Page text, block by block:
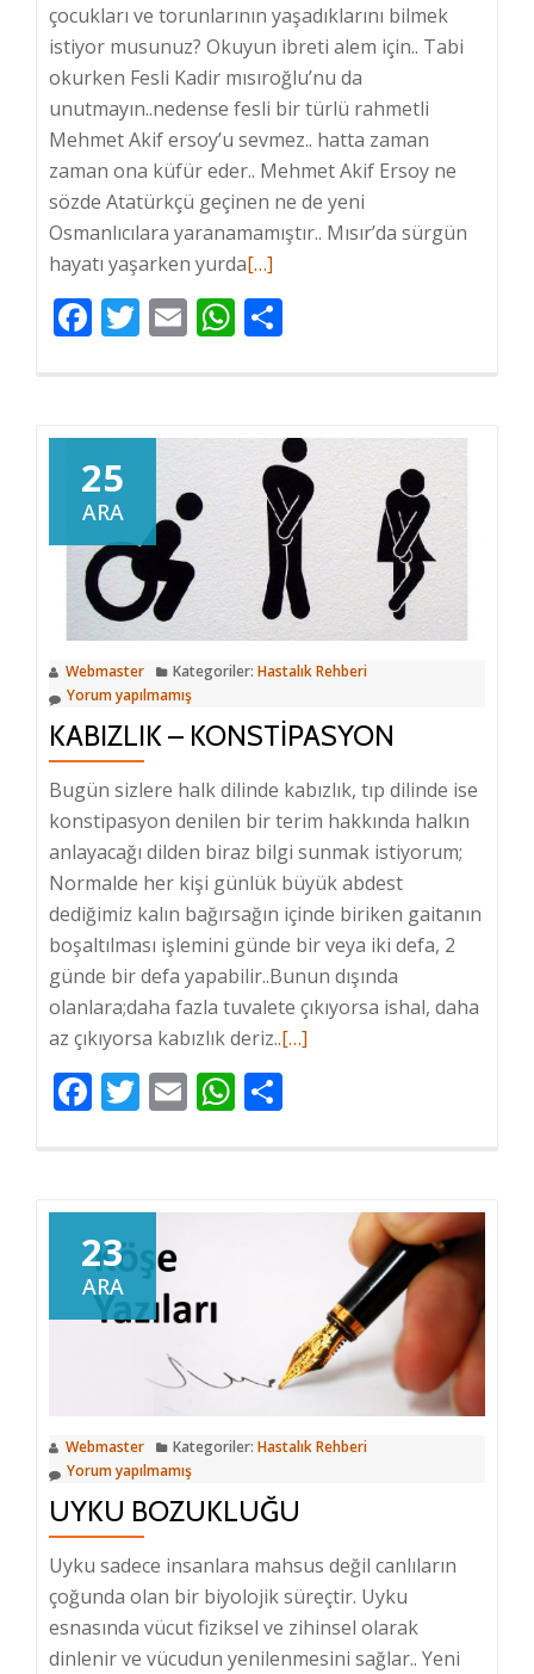
çocukları ve torunlarının yaşadıklarını bilmek
istiyor musunuz? Okuyun ibreti alem için.. Tabi
okurken Fesli Kadir mısıroğlu’nu da
unutmayın..nedense fesli bir türlü rahmetli
Mehmet Akif ersoy’u sevmez.. hatta zaman
zaman ona küfür eder.. Mehmet Akif Ersoy ne
sözde Atatürkçü geçinen ne de yeni
Osmanlıcılara yaranamamıştır.. Mısır’da sürgün
hayatı yaşarken yurdaHakkında
daha
fazlasını
Ersoy
ve
Hazin
Aile
Öyküsü
[…]
FacebookTwitterEmail WhatsApp
25
ARA
Webmaster Kategoriler: Hastalık Rehberi
Yorum yapılmamış
KABIZLIK – KONSTIPASYON
Bugün sizlere halk dilinde kabızlık, tıp dilinde ise
konstipasyon denilen bir terim hakkında halkın
anlayacağı dilden biraz bilgi sunmak istiyorum;
Normalde her kişi günlük büyük abdest
dediğimiz kalın bağırsağın içinde biriken gaitanın
boşaltılması işlemini günde bir veya iki defa, 2
günde bir defa yapabilir..Bunun dışında
olanlara;daha fazla tuvalete çıkıyorsa ishal, daha
az çıkıyorsa kabızlık deriz..Hakkında
daha
Konstipasyon
[…]
FacebookTwitterEmail WhatsApp
23
ARA
Webmaster Kategoriler: Hastalık Rehberi
Yorum yapılmamış
UYKU BOZUKLUĞU
Uyku sadece insanlara mahsus değil canlıların
çoğunda olan bir biyolojik süreçtir. Uyku
esnasında vücut fiziksel ve zihinsel olarak
dinlenir ve vücudun yenilenmesini sağlar.. Yeni